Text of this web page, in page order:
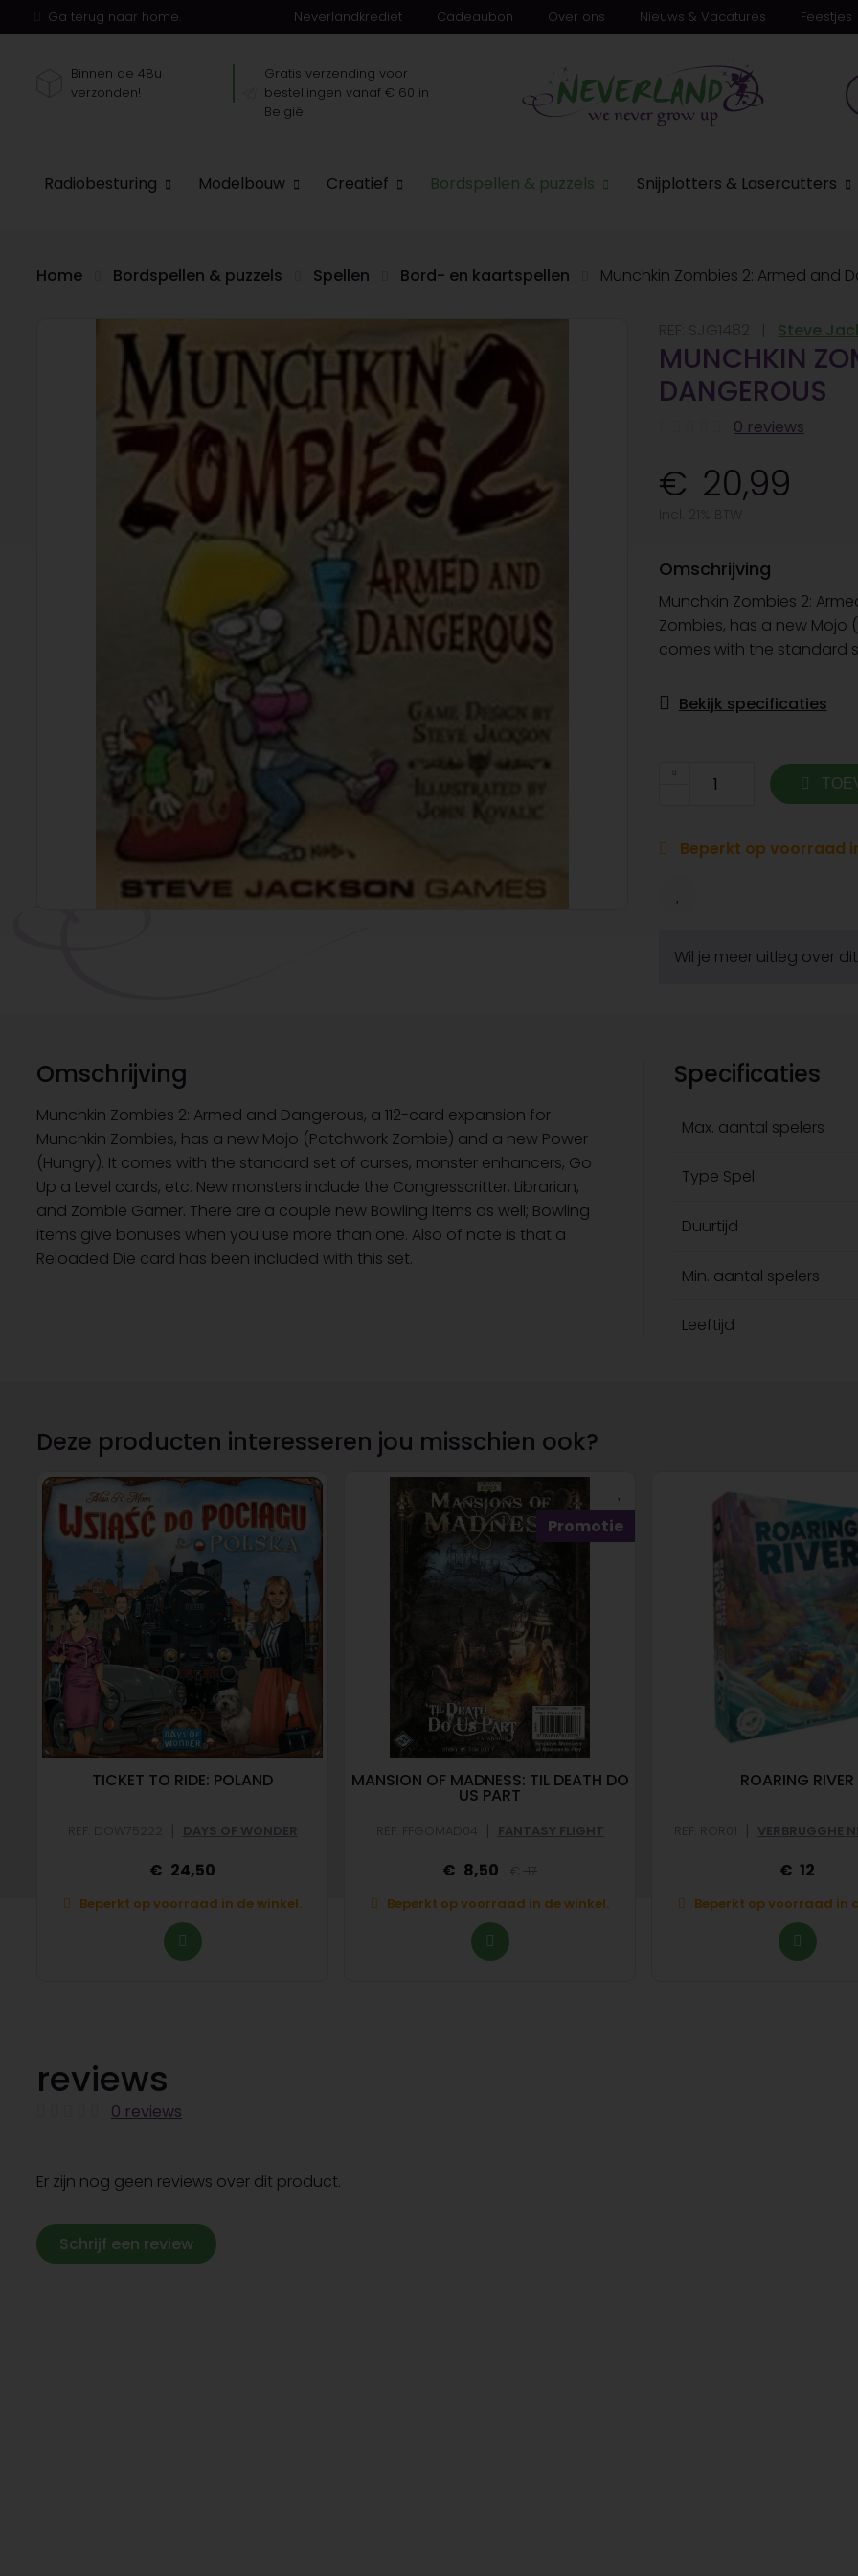
Ga terug naar home. Neverlandkrediet Cadeaubon Over ons Nieuws & Vacatures Feestjes
Binnen de 48u
verzonden!
Gratis verzending voor
bestellingen vanaf € 60 in
België
Radiobesturing Modelbouw Creatief Bordspellen & puzzels Snijplotters & Lasercutters
Home Bordspellen & puzzels Spellen Bord- en kaartspellen Munchkin Zombies 2: Armed and
Steve
MUNCHKIN
DANGEROUS
0 reviews
20,99
Omschrijving
Munchkin Zombies 2:
Zombies, has a new Mojo
comes with the standard
Bekijk specificaties
Beperkt op voorraad
Wil je meer uitleg over
Omschrijving
Munchkin Zombies 2: Armed and Dangerous, a 112-card expansion for
Munchkin Zombies, has a new Mojo (Patchwork Zombie) and a new Power
(Hungry). It comes with the standard set of curses, monster enhancers, Go
Up a Level cards, etc. New monsters include the Congresscritter, Librarian,
and Zombie Gamer. There are a couple new Bowling items as well; Bowling
items give bonuses when you use more than one. Also of note is that a
Reloaded Die card has been included with this set.
Specificaties
Max. aantal spelers
Type Spel
Duurtijd
Min. aantal spelers
Leeftijd
Deze producten interesseren jou misschien ook?
TICKET TO RIDE: POLAND
| DAYS OF WONDER
24,50
Beperkt op voorraad in de winkel.
Promotie
MANSION OF MADNESS: TIL DEATH DO
US PART
REF: FFGOMAD04 | FANTASY FLIGHT
8,50
17
Beperkt op voorraad in de winkel.
ROARING RIVER
| VERBRUGGHE
12
Beperkt op voorraad in
reviews
0 reviews
Er zijn nog geen reviews over dit product.
Schrijf een review